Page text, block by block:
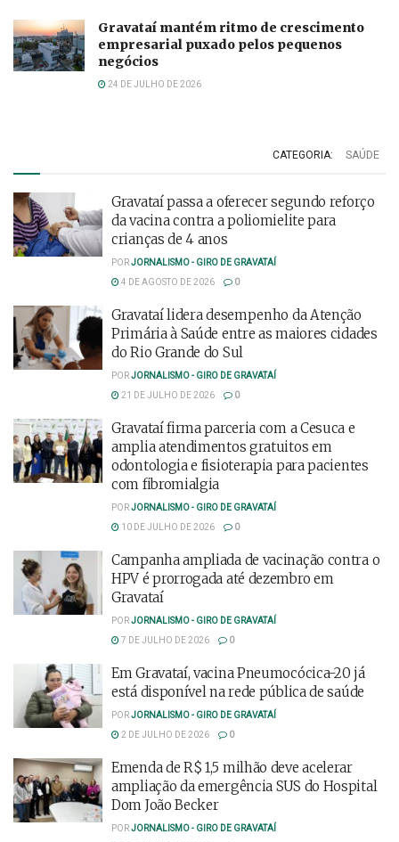
Gravataí mantém ritmo de crescimento
empresarial puxado pelos pequenos
negócios
24 DE JULHO DE 2026
CATEGORIA: SAÚDE
Gravataí passa a oferecer segundo reforço
da vacina contra a poliomielite para
crianças de 4 anos
PORJORNALISMO - GIRO DE GRAVATAÍ
4 DE AGOSTO DE 2026
0
Gravataí lidera desempenho da Atenção
Primária à Saúde entre as maiores cidades
do Rio Grande do Sul
PORJORNALISMO - GIRO DE GRAVATAÍ
21 DE JULHO DE 2026
0
Gravataí firma parceria com a Cesuca e
amplia atendimentos gratuitos em
odontologia e fisioterapia para pacientes
com fibromialgia
PORJORNALISMO - GIRO DE GRAVATAÍ
10 DE JULHO DE 2026
0
Campanha ampliada de vacinação contra o
HPV é prorrogada até dezembro em
Gravataí
PORJORNALISMO - GIRO DE GRAVATAÍ
7 DE JULHO DE 2026
0
Em Gravataí, vacina Pneumocócica-20 já
está disponível na rede pública de saúde
PORJORNALISMO - GIRO DE GRAVATAÍ
2 DE JULHO DE 2026
0
Emenda de R$ 1,5 milhão deve acelerar
ampliação da emergência SUS do Hospital
Dom João Becker
PORJORNALISMO - GIRO DE GRAVATAÍ